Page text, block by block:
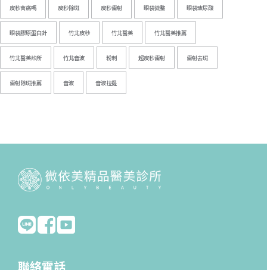
皮秒會痛嗎 皮秒除斑 皮秒雷射 眼袋微整 眼袋玻尿酸
眼袋膠原蛋白針 竹北皮秒 竹北醫美 竹北醫美推薦
竹北醫美診所 竹北音波 粉刺 超皮秒雷射 雷射去斑
雷射除斑推薦 音波 音波拉提
聯絡電話